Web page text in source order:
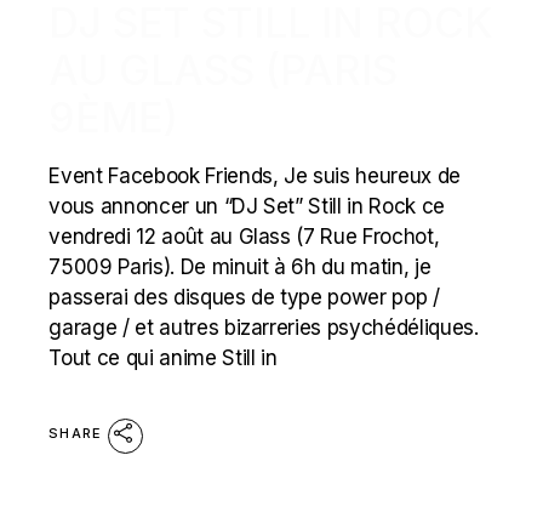
Event Facebook Friends, Je suis heureux de
vous annoncer un “DJ Set” Still in Rock ce
vendredi 12 août au Glass (7 Rue Frochot,
75009 Paris). De minuit à 6h du matin, je
passerai des disques de type power pop /
garage / et autres bizarreries psychédéliques.
Tout ce qui anime Still in
SHARE